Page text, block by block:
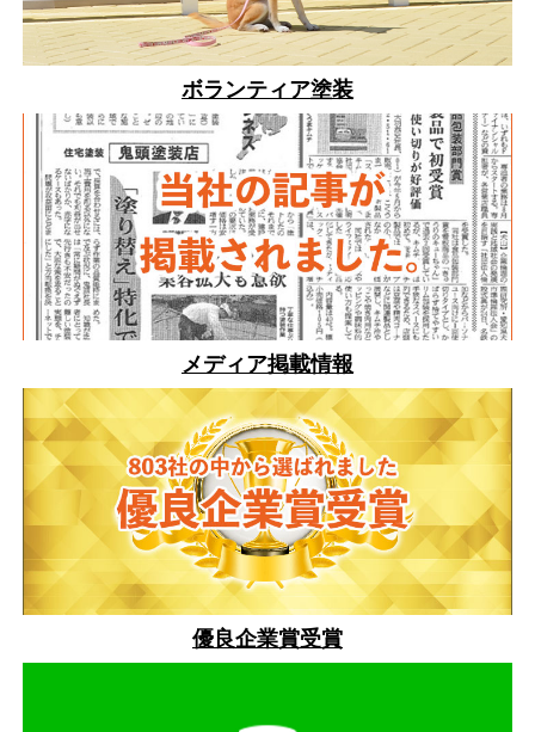
ボランティア塗装
メディア掲載情報
優良企業賞受賞